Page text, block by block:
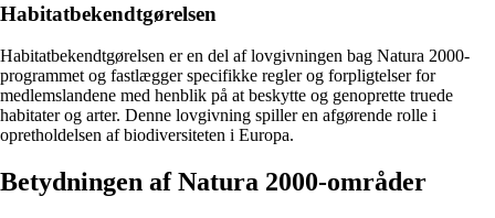
Habitatbekendtgørelsen
Habitatbekendtgørelsen er en del af lovgivningen bag Natura 2000-
programmet og fastlægger specifikke regler og forpligtelser for
medlemslandene med henblik på at beskytte og genoprette truede
habitater og arter. Denne lovgivning spiller en afgørende rolle i
opretholdelsen af biodiversiteten i Europa.
Betydningen af Natura 2000-områder